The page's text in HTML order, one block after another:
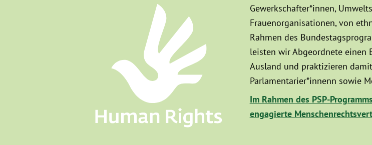
Gewerkschafter*innen,
Frauenorganisationen, von
Rahmen des
leisten wir Abgeordnete einen
Ausland und praktizieren
Parlamentarier*innenn sowie
Im Rahmen des PSP-
engagierte